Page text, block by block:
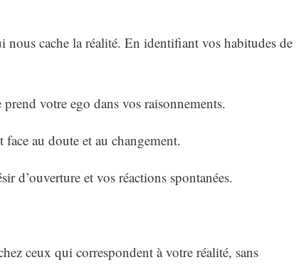
cache la réalité. En identifiant vos habitudes de
votre ego dans vos raisonnements.
au doute et au changement.
d’ouverture et vos réactions spontanées.
ceux qui correspondent à votre réalité, sans